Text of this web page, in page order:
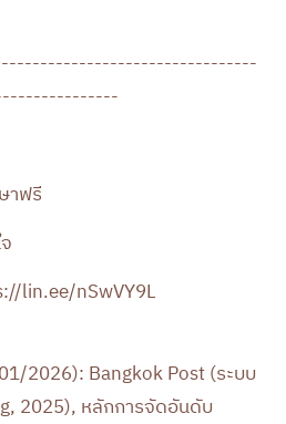
าฟรี
lin.ee/nSwVY9L
2026): Bangkok Post (ระบบ
2025), หลักการจัดอันดับ